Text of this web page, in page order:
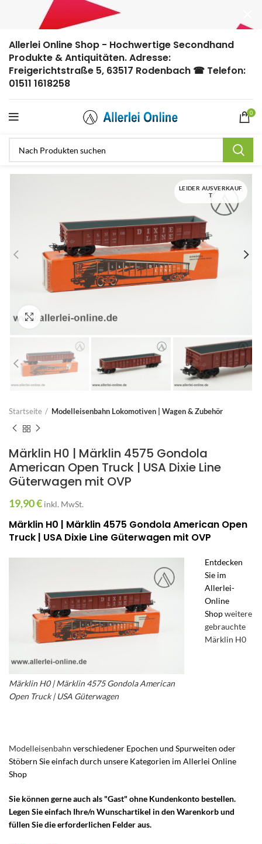
Allerlei Online Shop - Hochwertige Secondhand
Produkte & Antiquitäten. Adresse:
Freigerichtstraße 5, 63517 Rodenbach ☎ Telefon:
01511 1618258
0
LEIDER AUSVERKAUF
T
Zum Vergrößern anklicken
Startseite Modelleisenbahn Lokomotiven | Wagen & Zubehör
Märklin H0 | Märklin 4575 Gondola
American Open Truck | USA Dixie Line
Güterwagen mit OVP
19,90€ inkl. MwSt.
Märklin H0 | Märklin 4575 Gondola American Open
Truck | USA Dixie Line Güterwagen mit OVP
Märklin H0 | Märklin 4575 Gondola American
Open Truck | USA Güterwagen
Entdecken
Sie im
Allerlei-
Online
Shopweitere
gebrauchte
Märklin H0
Modelleisenbahn verschiedener Epochen und Spurweiten oder
Stöbern Sie einfach durch unsere Kategorien im Allerlei Online
Shop
Sie können gerne auch als "Gast" ohne Kundenkonto bestellen.
Legen Sie einfach Ihre/n Wunschartikel in den Warenkorb und
füllen Sie die erforderlichen Felder aus.